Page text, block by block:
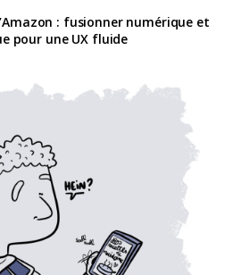
: fusionner numérique et
pour une UX fluide